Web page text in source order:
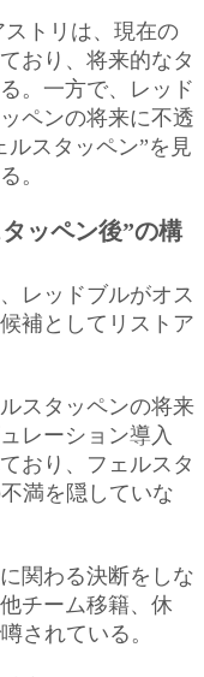
ストリは、現在の
おり、将来的なタ
。一方で、レッド
ペンの将来に不透
ルスタッペン”を見
。
ッペン後”の構
レッドブルがオス
補としてリストア
スタッペンの将来
レーション導入
おり、フェルスタ
満を隠していな
関わる決断をしな
チーム移籍、休
されている。